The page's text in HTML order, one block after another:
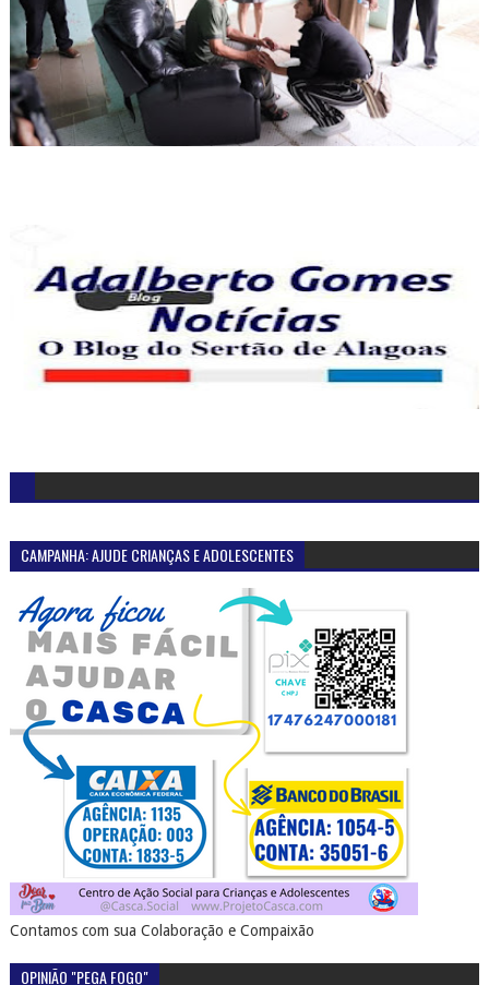
CAMPANHA: AJUDE CRIANÇAS E ADOLESCENTES
Contamos com sua Colaboração e Compaixão
OPINIÃO "PEGA FOGO"